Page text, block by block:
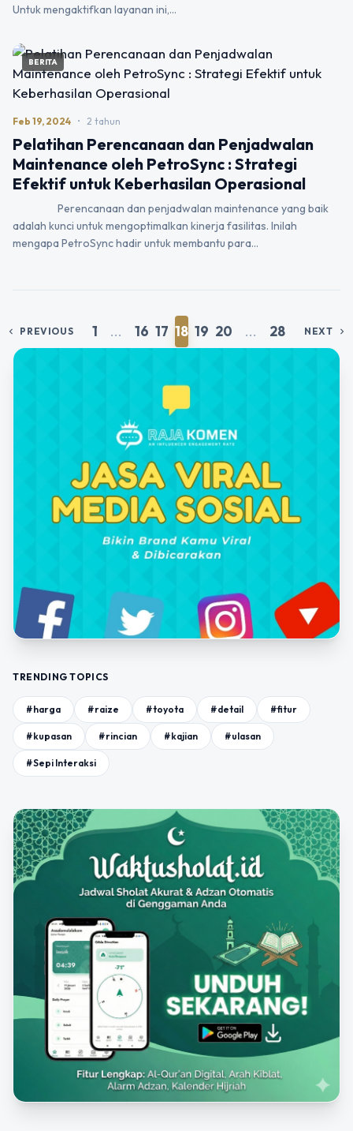
Untuk mengaktifkan layanan ini,…
BERITA
Feb 19, 2024 • 2 tahun
Pelatihan Perencanaan dan Penjadwalan
Maintenance oleh PetroSync : Strategi
Efektif untuk Keberhasilan Operasional
Perencanaan dan penjadwalan maintenance yang baik
adalah kunci untuk mengoptimalkan kinerja fasilitas. Inilah
mengapa PetroSync hadir untuk membantu para…
chevron_left PREVIOUS 1 ... 16 17 18 19 20 ... 28 NEXT chevron_right
TRENDING TOPICS
#harga #raize #toyota #detail #fitur
#kupasan #rincian #kajian #ulasan
#Sepi Interaksi